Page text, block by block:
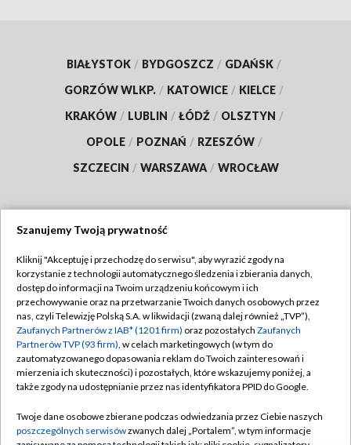
BIAŁYSTOK / BYDGOSZCZ / GDAŃSK /
GORZÓW WLKP. / KATOWICE / KIELCE /
KRAKÓW / LUBLIN / ŁÓDŹ / OLSZTYN /
OPOLE / POZNAŃ / RZESZÓW /
SZCZECIN / WARSZAWA / WROCŁAW
TVP
Abonament TVP
Emisja w TVP
Centrum informacji TVP
Naziemna Telewizja Cyfrowa
Rada Programowa
Regulamin TVP
Polityka prywatności
Moje zgody
Pomoc
Kontakt
Szanujemy Twoją prywatność
Kliknij "Akceptuję i przechodzę do serwisu", aby wyrazić zgody na
korzystanie z technologii automatycznego śledzenia i zbierania danych,
dostęp do informacji na Twoim urządzeniu końcowym i ich
przechowywanie oraz na przetwarzanie Twoich danych osobowych przez
nas, czyli Telewizję Polską S.A. w likwidacji (zwaną dalej również „TVP”),
Zaufanych Partnerów z IAB* (1201 firm) oraz pozostałych Zaufanych
Partnerów TVP (93 firm), w celach marketingowych (w tym do
zautomatyzowanego dopasowania reklam do Twoich zainteresowań i
mierzenia ich skuteczności) i pozostałych, które wskazujemy poniżej, a
także zgody na udostępnianie przez nas identyfikatora PPID do Google.
Twoje dane osobowe zbierane podczas odwiedzania przez Ciebie naszych
poszczególnych serwisówzwanych dalej „Portalem”, w tym informacje